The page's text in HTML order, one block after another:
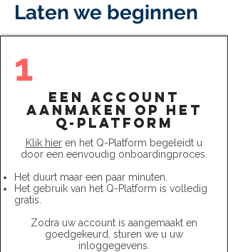
Laten we beginnen
1
een account
aanmaken op het
Q-Platform
Klik hier en het Q-Platform begeleidt u
door een eenvoudig onboardingproces.
Het duurt maar een paar minuten.
Het gebruik van het Q-Platform is volledig
gratis.
Zodra uw account is aangemaakt en
goedgekeurd, sturen we u uw
inloggegevens.